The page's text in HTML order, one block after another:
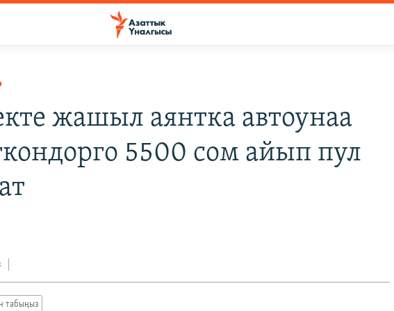
жашыл аянтка автоунаа
5500 сом айып пул
табыңыз